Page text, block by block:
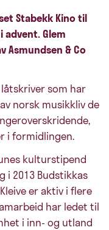
Stabekk Kino til
advent. Glem
Asmundsen & Co
som har
norsk musikkliv de
i formidlingen.
kulturstipend
i 2013 Budstikkas
er aktiv i flere
har ledet til
i inn- og utland